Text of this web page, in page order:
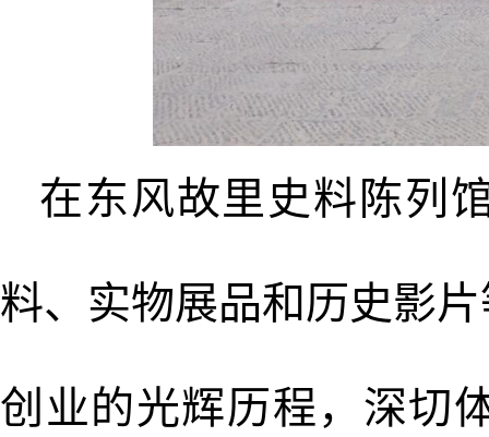
在东风故里史料陈列
料、实物展品和历史影
创业的光辉历程，深切